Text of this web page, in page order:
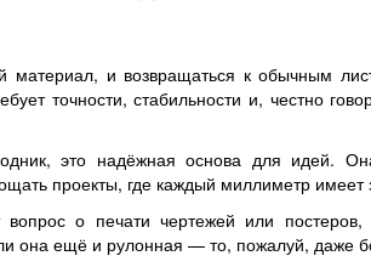
материал, и возвращаться к обычным
точности, стабильности и, честно
это надёжная основа для идей.
проекты, где каждый миллиметр имеет
о печати чертежей или постеров,
она ещё и рулонная — то, пожалуй, даже